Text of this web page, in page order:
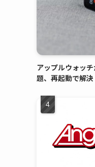
アップルウォッ
題、再起動で解決